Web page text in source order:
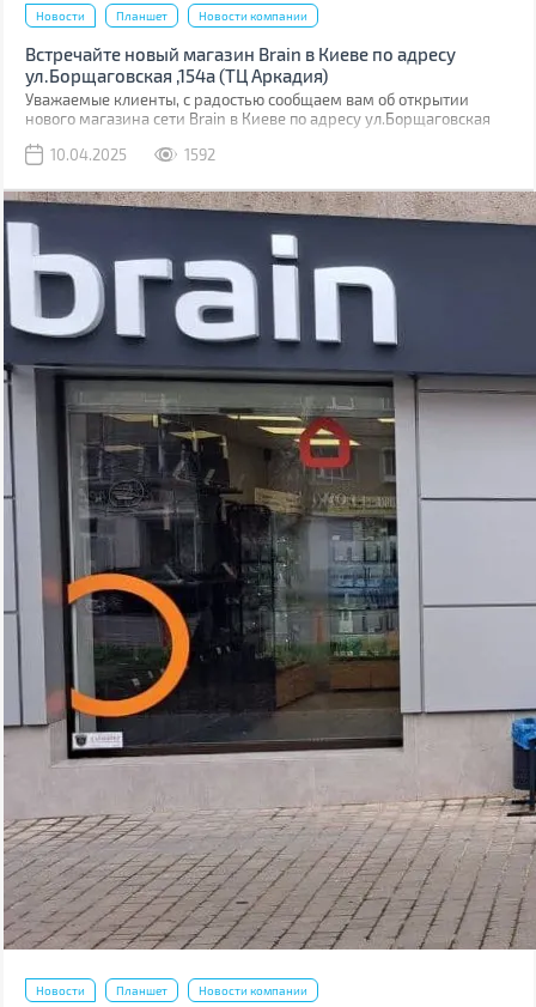
Новости Планшет Новости компании
Встречайте новый магазин Brain в Киеве по адресу
ул.Борщаговская ,154а (ТЦ Аркадия)
Уважаемые клиенты, с радостью сообщаем вам об открытии
нового магазина сети Brain в Киеве по адресу ул.Борщаговская
10.04.2025
1592
Новости Планшет Новости компании